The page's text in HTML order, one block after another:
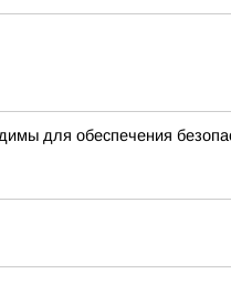
для обеспечения